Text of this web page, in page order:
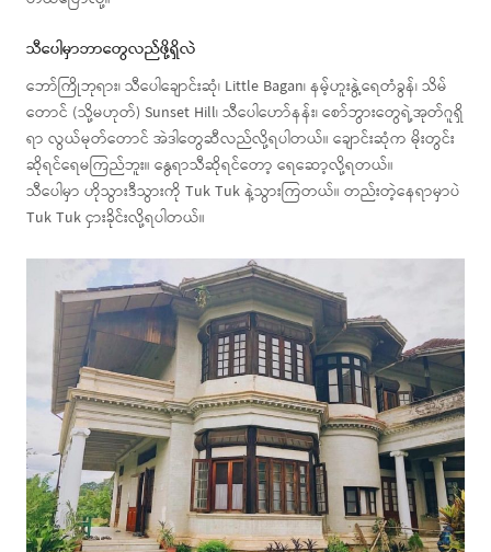
သီပေါမှာဘာတွေလည်ဖို့ရှိလဲ
ဘော်ကြိုဘုရား၊ သီပေါချောင်းဆုံ၊ Little Bagan၊ နမ့်ဟူးနွဲ့ရေတံခွန်၊ သိမ်
တောင် (သို့မဟုတ်) Sunset Hill၊ သီပေါဟော်နန်း၊ စော်ဘွားတွေရဲ့အုတ်ဂူရှိ
ရာ လွယ်မုတ်တောင် အဲဒါတွေဆီလည်လို့ရပါတယ်။ ချောင်းဆုံက မိုးတွင်း
ဆိုရင်ရေမကြည်ဘူး။ နွေရာသီဆိုရင်တော့ ရေဆော့လို့ရတယ်။
သီပေါမှာ ဟိုသွားဒီသွားကို Tuk Tuk နဲ့သွားကြတယ်။ တည်းတဲ့နေရာမှာပဲ
Tuk Tuk ငှားခိုင်းလို့ရပါတယ်။